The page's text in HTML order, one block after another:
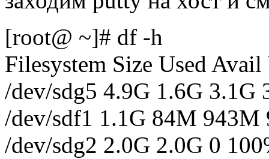
[root@ ~]# df -h
Filesystem Size Used
/dev/sdg5 4.9G 1.6G 3.1G
/dev/sdf1 1.1G 84M 943M
/dev/sdg2 2.0G 2.0G 0